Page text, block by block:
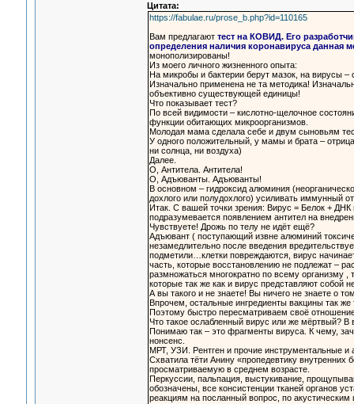
Цитата:
https://fabulae.ru/prose_b.php?id=110165
Вам предлагают тест на КОВИД. Его
определения наличия коронавируса данная
монополизированы!
Из моего личного жизненного опыта:
На микробы и бактерии берут мазок, на вирусы –
Изначально применена не та методика!
объективно существующей единицы!
Что показывает тест?
По всей видимости – кислотно-щелочное
функции обитающих микроорганизмов.
Молодая мама сделала себе и двум сыновьям
У одного положительный, у мамы и брата –
ни солнца, ни воздуха)
Далее.
О, Антитела. Антитела!
О, Адъюванты. Адъюванты!
В основном – гидроксид алюминия
дохлого или полудохлого) усиливать иммунный
Итак. С вашей точки зрения: Вирус = Белок +
подразумевается появлением антител на
Чувствуете! Дрожь по телу не идёт ещё?
Адъювант ( поступающий извне алюминий
незамедлительно после введения
подметили…клетки повреждаются, вирус
часть, которые восстановлению не подлежат –
размножаться многократно по всему организму ,
которые так же как и вирус представляют собой
А вы такого и не знаете! Вы ничего не знаете о
Впрочем, остальные ингредиенты вакцины так
Поэтому быстро пересматриваем своё
Что такое ослабленный вирус или же мёртвый?
Понимаю так – это фрагменты вируса. К чему,
нонсенс.
МРТ, УЗИ. Рентген и прочие инструментальные и
Схватила тёти Анину «пропедевтику
просматриваемую в среднем возрасте.
Перкуссии, пальпация, выстукивание,
обозначены, все консистенции тканей органов
реакциям на посланный вопрос, по